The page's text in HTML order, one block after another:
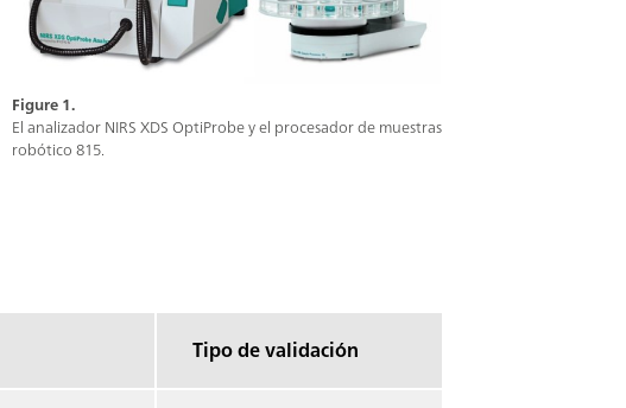
Figure 1.
El analizador NIRS XDS OptiProbe y el procesador de muestras
robótico 815.
Tipo de validación